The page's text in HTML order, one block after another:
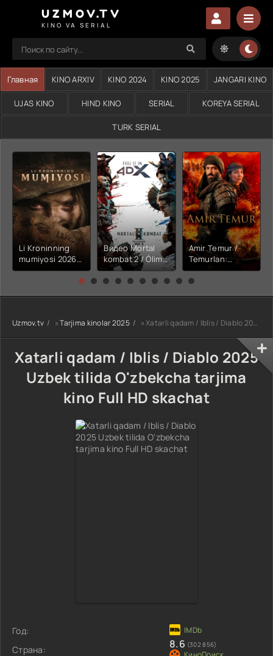
UZMOV.TV
KINO VA SERIAL
Главная KINO ARXIV KINO 2024 KINO 2025 JANGARI KINO
UJAS KINO HIND KINO SERIAL KOREYA SERIAL
TURK SERIAL
Li Kroninning
mumiyosi 2026
(uzbek tilida
kino) tarjima HD
Видео Mortal
kombat 2 / Ólim
jangi 2 (2026)
Uzbek tilida
Amir Temur /
Temurlan:
Fathchining
yuksalishi
tarjima kino Full
HD tas-ix
Uzmov.tv »Tarjima kinolar 2025 » Xatarli qadam / Iblis / Diablo 2025 Uzbek tilida O'zbekcha tarjima kino Full HD skachat
Xatarli qadam / Iblis / Diablo 2025
Uzbek tilida O'zbekcha tarjima
kino Full HD skachat
Год:
Страна:
8.6 (302 856)